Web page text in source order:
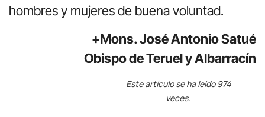
hombres y mujeres de buena voluntad.
+Mons. José Antonio Satué
Obispo de Teruel y Albarracín
Este artículo se ha leído 974
veces.